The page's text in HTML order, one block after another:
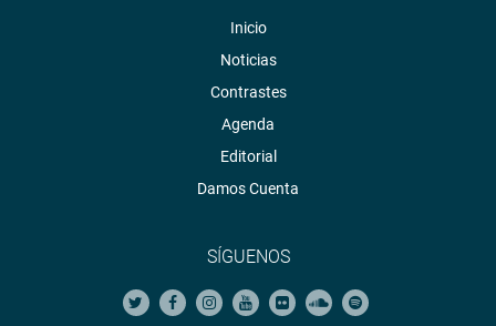
Inicio
Noticias
Contrastes
Agenda
Editorial
Damos Cuenta
SÍGUENOS